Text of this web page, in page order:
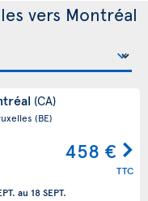
vers Montréal
(CA)
(BE)
458 €
TTC
au 18 SEPT.